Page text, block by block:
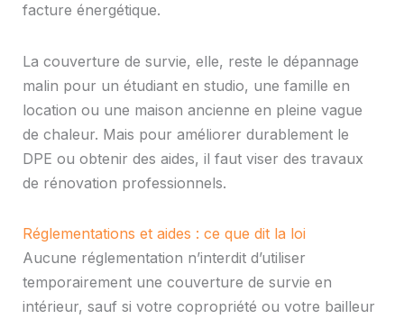
facture énergétique.
La couverture de survie, elle, reste le dépannage
malin pour un étudiant en studio, une famille en
location ou une maison ancienne en pleine vague
de chaleur. Mais pour améliorer durablement le
DPE ou obtenir des aides, il faut viser des travaux
de rénovation professionnels.
Réglementations et aides : ce que dit la loi
Aucune réglementation n’interdit d’utiliser
temporairement une couverture de survie en
intérieur, sauf si votre copropriété ou votre bailleur